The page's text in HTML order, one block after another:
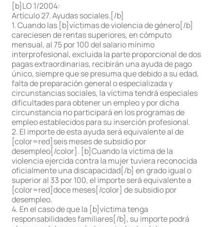
[b]LO 1/2004:
Artículo 27. Ayudas sociales.[/b]
1. Cuando las [b]víctimas de violencia de género[/b]
careciesen de rentas superiores, en cómputo
mensual, al 75 por 100 del salario mínimo
interprofesional, excluida la parte proporcional de dos
pagas extraordinarias, recibirán una ayuda de pago
único, siempre que se presuma que debido a su edad,
falta de preparación general o especializada y
circunstancias sociales, la víctima tendrá especiales
dificultades para obtener un empleo y por dicha
circunstancia no participará en los programas de
empleo establecidos para su inserción profesional.
2. El importe de esta ayuda será equivalente al de
[color=red]seis meses de subsidio por
desempleo[/color]. [b]Cuando la víctima de la
violencia ejercida contra la mujer tuviera reconocida
oficialmente una discapacidad[/b] en grado igual o
superior al 33 por 100, el importe será equivalente a
[color=red]doce meses[/color] de subsidio por
desempleo.
4. En el caso de que la [b]víctima tenga
responsabilidades familiares[/b], su importe podrá